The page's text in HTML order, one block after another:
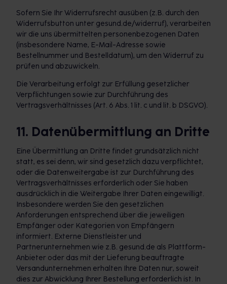
Sofern Sie Ihr Widerrufsrecht ausüben (z.B. durch den
Widerrufsbutton unter gesund.de/widerruf), verarbeiten
wir die uns übermittelten personenbezogenen Daten
(insbesondere Name, E-Mail-Adresse sowie
Bestellnummer und Bestelldatum), um den Widerruf zu
prüfen und abzuwickeln.
Die Verarbeitung erfolgt zur Erfüllung gesetzlicher
Verpflichtungen sowie zur Durchführung des
Vertragsverhältnisses (Art. 6 Abs. 1 lit. c und lit. b DSGVO).
11. Datenübermittlung an Dritte
Eine Übermittlung an Dritte findet grundsätzlich nicht
statt, es sei denn, wir sind gesetzlich dazu verpflichtet,
oder die Datenweitergabe ist zur Durchführung des
Vertragsverhältnisses erforderlich oder Sie haben
ausdrücklich in die Weitergabe Ihrer Daten eingewilligt.
Insbesondere werden Sie den gesetzlichen
Anforderungen entsprechend über die jeweiligen
Empfänger oder Kategorien von Empfängern
informiert. Externe Dienstleister und
Partnerunternehmen wie z.B. gesund.de als Plattform-
Anbieter oder das mit der Lieferung beauftragte
Versandunternehmen erhalten Ihre Daten nur, soweit
dies zur Abwicklung Ihrer Bestellung erforderlich ist. In